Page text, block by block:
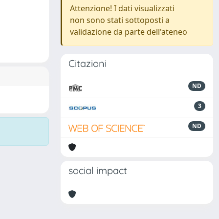
Attenzione! I dati visualizzati
non sono stati sottoposti a
validazione da parte dell'ateneo
Citazioni
ND
3
ND
social impact